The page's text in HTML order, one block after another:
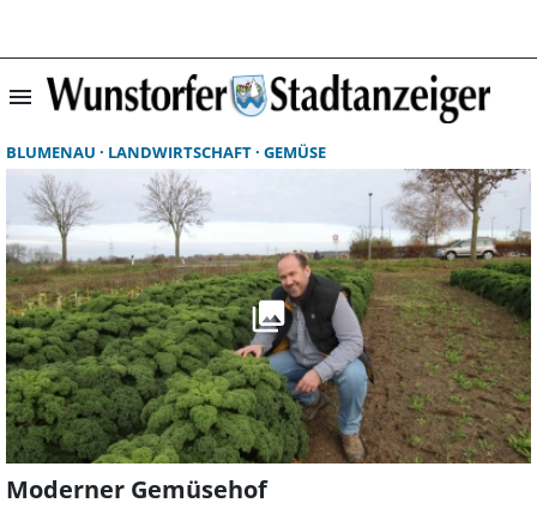
menu
BLUMENAU LANDWIRTSCHAFT GEMÜSE
Moderner Gemüsehof